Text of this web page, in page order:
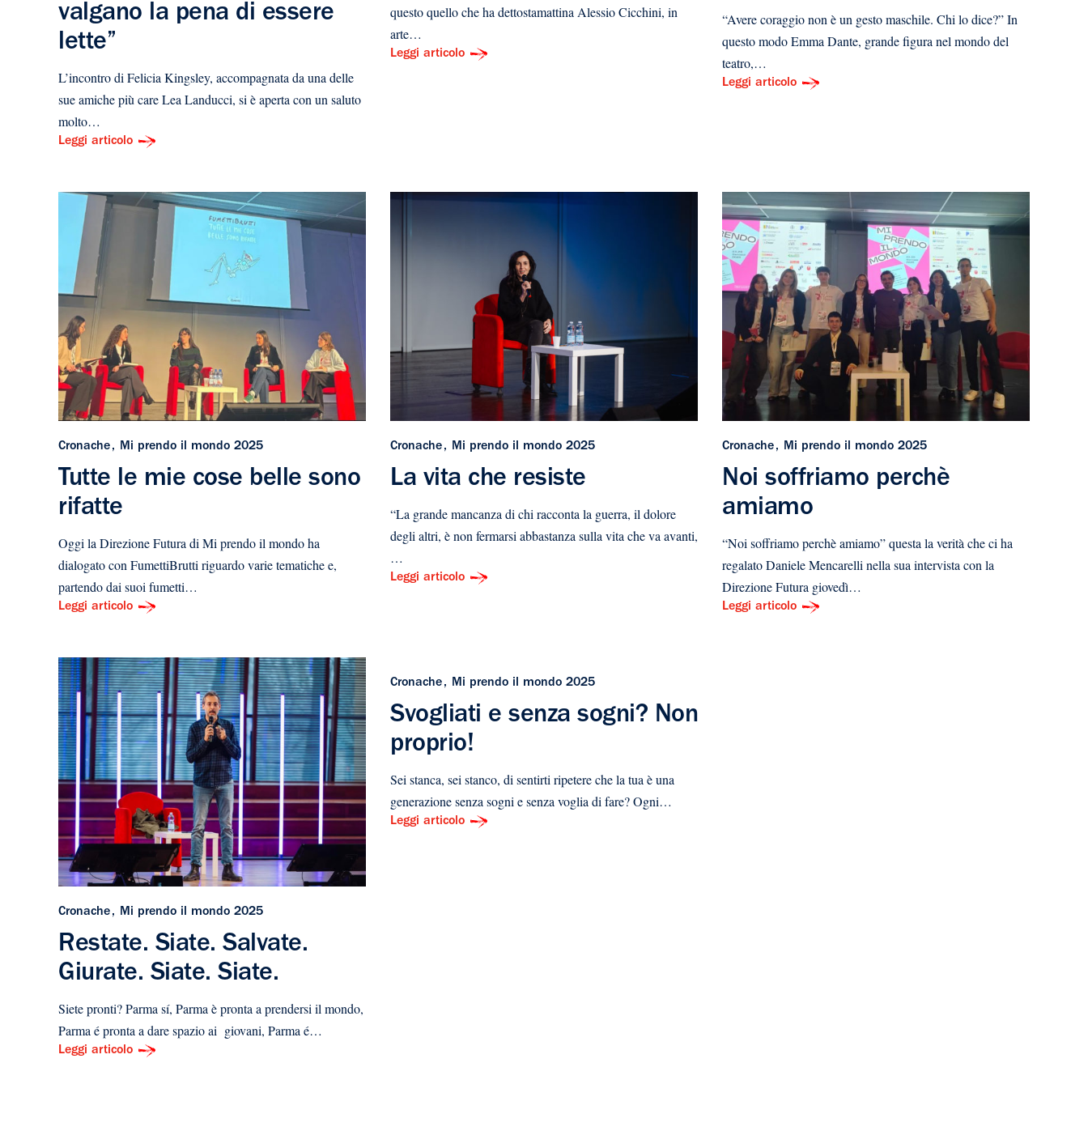
valgano la pena di essere
lette”
L’incontro di Felicia Kingsley, accompagnata da una delle
sue amiche più care Lea Landucci, si è aperta con un saluto
molto…
Leggi articolo
questo quello che ha dettostamattina Alessio Cicchini, in
arte…
Leggi articolo
“Avere coraggio non è un gesto maschile. Chi lo dice?” In
questo modo Emma Dante, grande figura nel mondo del
teatro,…
Leggi articolo
Cronache Mi prendo il mondo 2025
Tutte le mie cose belle sono
rifatte
Oggi la Direzione Futura di Mi prendo il mondo ha
dialogato con FumettiBrutti riguardo varie tematiche e,
partendo dai suoi fumetti…
Leggi articolo
Cronache Mi prendo il mondo 2025
La vita che resiste
“La grande mancanza di chi racconta la guerra, il dolore
degli altri, è non fermarsi abbastanza sulla vita che va avanti,
…
Leggi articolo
Cronache Mi prendo il mondo 2025
Noi soffriamo perchè
amiamo
“Noi soffriamo perchè amiamo” questa la verità che ci ha
regalato Daniele Mencarelli nella sua intervista con la
Direzione Futura giovedì…
Leggi articolo
Cronache Mi prendo il mondo 2025
Restate. Siate. Salvate.
Giurate. Siate. Siate.
Siete pronti? Parma sí, Parma è pronta a prendersi il mondo,
Parma é pronta a dare spazio ai giovani, Parma é…
Leggi articolo
Cronache Mi prendo il mondo 2025
Svogliati e senza sogni? Non
proprio!
Sei stanca, sei stanco, di sentirti ripetere che la tua è una
generazione senza sogni e senza voglia di fare? Ogni…
Leggi articolo